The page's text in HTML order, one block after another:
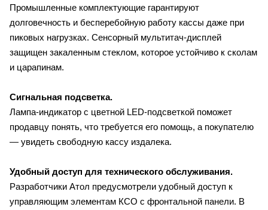
Промышленные комплектующие гарантируют
долговечность и бесперебойную работу кассы даже при
пиковых нагрузках. Сенсорный мультитач-дисплей
защищен закаленным стеклом, которое устойчиво к сколам
и царапинам.
Сигнальная подсветка.
Лампа-индикатор с цветной LED-подсветкой поможет
продавцу понять, что требуется его помощь, а покупателю
— увидеть свободную кассу издалека.
Удобный доступ для технического обслуживания.
Разработчики Атол предусмотрели удобный доступ к
управляющим элементам КСО с фронтальной панели. В